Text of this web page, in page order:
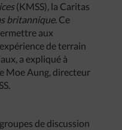
(KMSS), la Caritas
britannique. Ce
aux
de terrain
a expliqué à
Moe Aung, directeur
de discussion